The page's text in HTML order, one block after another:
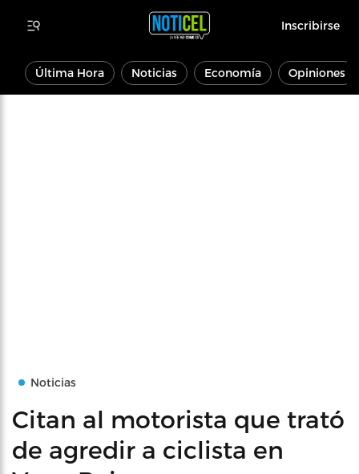
Inscribirse
Última Hora Noticias Economía Opiniones
Noticias
Citan al motorista que trató
de agredir a ciclista en